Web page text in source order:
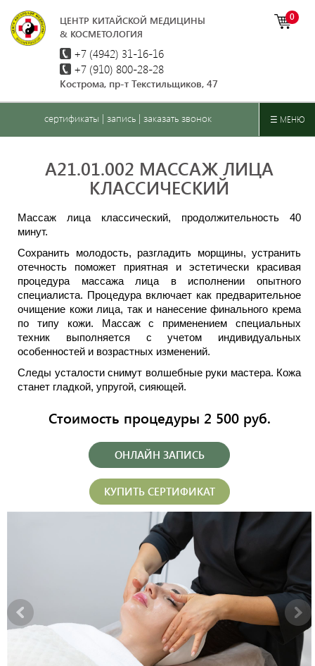
ЦЕНТР КИТАЙСКОЙ МЕДИЦИНЫ
& КОСМЕТОЛОГИЯ
+7 (4942) 31-16-16
0
+7 (910) 800-28-28
Кострома, пр-т Текстильщиков, 47
сертификаты | запись| заказать звонок ☰ МЕНЮ
A21.01.002 МАССАЖ ЛИЦА
КЛАССИЧЕСКИЙ
Массаж лица классический, продолжительность 40
минут.
Сохранить молодость, разгладить морщины, устранить
отечность поможет приятная и эстетически красивая
процедура массажа лица в исполнении опытного
специалиста. Процедура включает как предварительное
очищение кожи лица, так и нанесение финального крема
по типу кожи. Массаж с применением специальных
техник выполняется с учетом индивидуальных
особенностей и возрастных изменений.
Следы усталости снимут волшебные руки мастера. Кожа
станет гладкой, упругой, сияющей.
Стоимость процедуры 2 500 руб.
ОНЛАЙН ЗАПИСЬ
КУПИТЬ СЕРТИФИКАТ